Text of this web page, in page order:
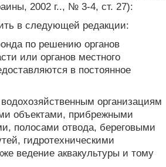
2002 г.., № 3-4, ст. 27):
в следующей редакции:
по решению органов
или органов местного
в постоянное
организациям
объектами, прибрежными
полосами отвода, береговыми
гидротехническими
ведение аквакультуры и тому